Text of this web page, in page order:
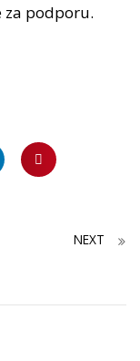
za podporu.
NEXT